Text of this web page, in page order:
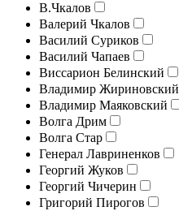
В.Чкалов
Валерий Чкалов
Василий Суриков
Василий Чапаев
Виссарион Белинский
Владимир Жириновский
Владимир Маяковский
Волга Дрим
Волга Стар
Генерал Лавриненков
Георгий Жуков
Георгий Чичерин
Григорий Пирогов